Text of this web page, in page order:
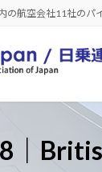
の航空会社11社のパ
｜